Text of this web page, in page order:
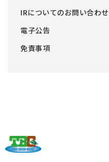
IRについてのお問い合わせ
電子公告
免責事項